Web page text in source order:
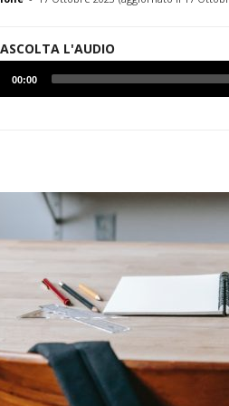
ASCOLTA L'AUDIO
00:00